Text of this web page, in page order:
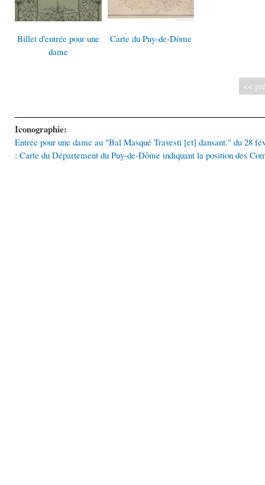
Billet d'entrée pour une
dame
Carte du Puy-de-Dôme
<<
Iconographie:
Entrée pour une dame au "Bal Masqué Travesti [et] dansant." du 28
: Carte du Département du Puy-de-Dôme indiquant la position des